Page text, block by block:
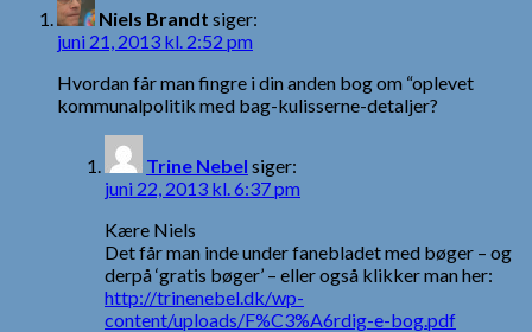
Niels Brandt siger:
juni 21, 2013 kl. 2:52 pm
Hvordan får man fingre i din anden bog om “oplevet
kommunalpolitik med bag-kulisserne-detaljer?
Trine Nebel siger:
juni 22, 2013 kl. 6:37 pm
Kære Niels
Det får man inde under fanebladet med bøger – og
derpå ‘gratis bøger’ – eller også klikker man her:
http://trinenebel.dk/wp-
content/uploads/F%C3%A6rdig-e-bog.pdf